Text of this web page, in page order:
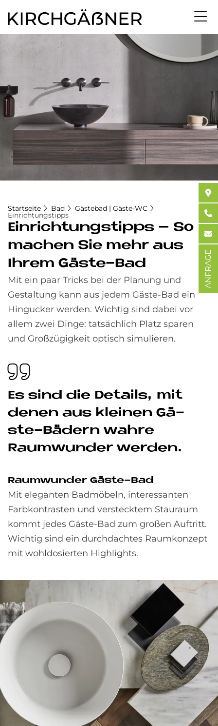
zum
Startseite Bad Gästebad | Gäste-WC
Einrichtungstipps
Ein­rich­tungstipps – So
ma­chen Sie mehr aus
Ih­rem Gä­ste-Bad
Mit ein paar Tricks bei der Planung und
Gestaltung kann aus jedem Gäste-Bad ein
Hingucker werden. Wichtig sind dabei vor
allem zwei Dinge: tatsächlich Platz sparen
und Großzügigkeit optisch simulieren.
Es sind die De­tails, mit
de­nen aus klei­nen Gä­
ste-Bä­dern wah­re
Raum­wun­der wer­den.
Raum­wun­der Gä­ste-Bad
Mit eleganten Badmöbeln, interessanten
Farbkontrasten und verstecktem Stauraum
kommt jedes Gäste-Bad zum großen Auftritt.
Wichtig sind ein durchdachtes Raumkonzept
mit wohldosierten Highlights.
ANFRAGE